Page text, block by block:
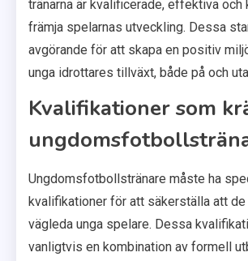
tränarna är kvalificerade, effektiva och
främja spelarnas utveckling. Dessa
avgörande för att skapa en positiv
unga idrottares tillväxt, både på och
Kvalifikationer som
Ungdomsfotbollstränare måste ha
kvalifikationer för att säkerställa att
vägleda unga spelare. Dessa
vanligtvis en kombination av formell